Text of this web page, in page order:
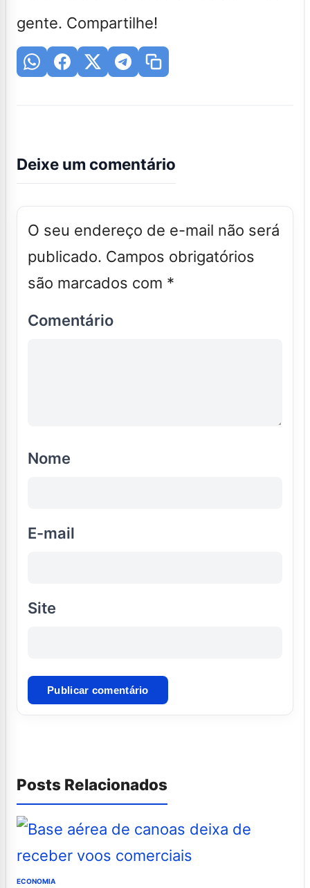
gente. Compartilhe!
Deixe um comentário
O seu endereço de e-mail não será
publicado. Campos obrigatórios
são marcados com *
Comentário
Nome
E-mail
Site
Posts Relacionados
ECONOMIA